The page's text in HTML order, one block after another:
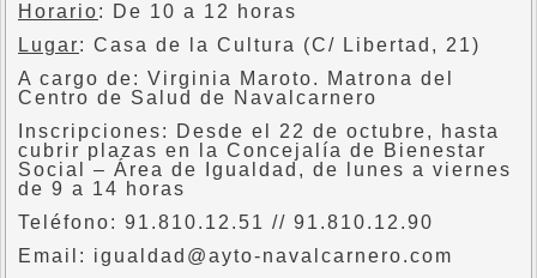
Horario: De 10 a 12 horas
Lugar: Casa de la Cultura (C/ Libertad, 21)
A cargo de: Virginia Maroto. Matrona del
Centro de Salud de Navalcarnero
Inscripciones: Desde el 22 de octubre, hasta
cubrir plazas en la Concejalía de Bienestar
Social – Área de Igualdad, de lunes a viernes
de 9 a 14 horas
Teléfono: 91.810.12.51 // 91.810.12.90
Email: igualdad@ayto-navalcarnero.com